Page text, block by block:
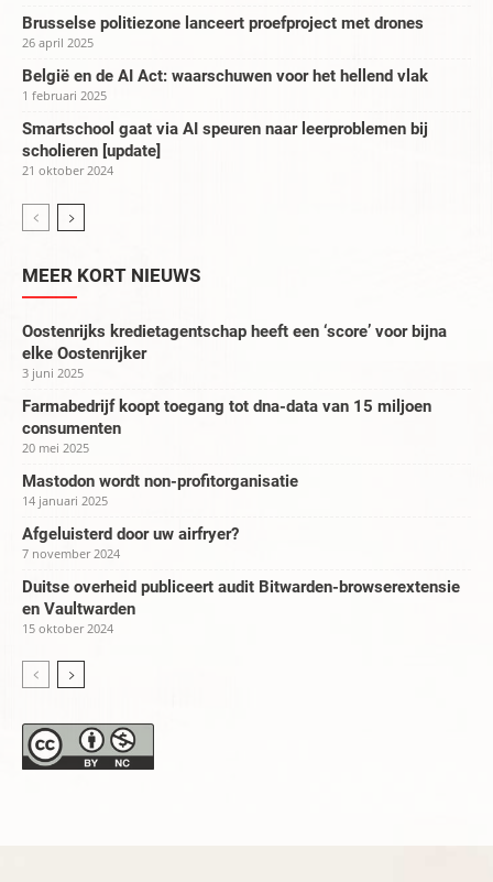
Brusselse politiezone lanceert proefproject met drones
26 april 2025
België en de AI Act: waarschuwen voor het hellend vlak
1 februari 2025
Smartschool gaat via AI speuren naar leerproblemen bij
scholieren [update]
21 oktober 2024
MEER KORT NIEUWS
Oostenrijks kredietagentschap heeft een ‘score’ voor bijna
elke Oostenrijker
3 juni 2025
Farmabedrijf koopt toegang tot dna-data van 15 miljoen
consumenten
20 mei 2025
Mastodon wordt non-profitorganisatie
14 januari 2025
Afgeluisterd door uw airfryer?
7 november 2024
Duitse overheid publiceert audit Bitwarden-browserextensie
en Vaultwarden
15 oktober 2024